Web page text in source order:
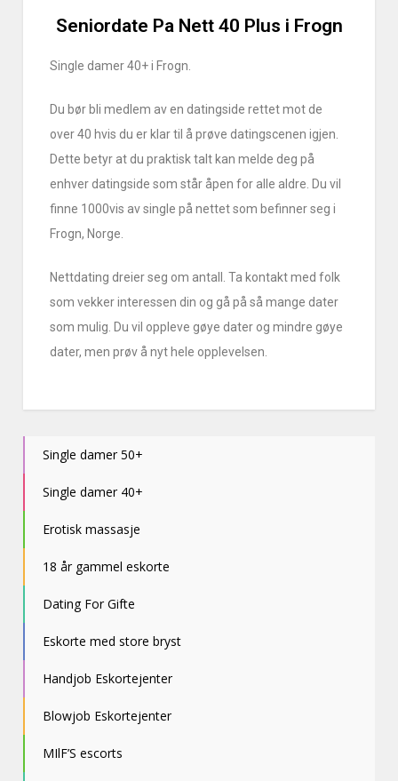
Seniordate Pa Nett 40 Plus i Frogn
Single damer 40+ i Frogn.
Du bør bli medlem av en datingside rettet mot de
over 40 hvis du er klar til å prøve datingscenen igjen.
Dette betyr at du praktisk talt kan melde deg på
enhver datingside som står åpen for alle aldre. Du vil
finne 1000vis av single på nettet som befinner seg i
Frogn, Norge.
Nettdating dreier seg om antall. Ta kontakt med folk
som vekker interessen din og gå på så mange dater
som mulig. Du vil oppleve gøye dater og mindre gøye
dater, men prøv å nyt hele opplevelsen.
Single damer 50+
Single damer 40+
Erotisk massasje
18 år gammel eskorte
Dating For Gifte
Eskorte med store bryst
Handjob Eskortejenter
Blowjob Eskortejenter
MIlF’S escorts